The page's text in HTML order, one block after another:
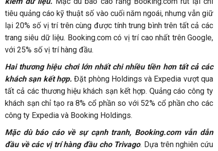
tiêu quảng cáo kỹ thuật số vào cuối năm ngoái, nhưng vẫn giữ
lại 20% số vị trí trên cùng được tính trung bình trên tất cả các
trang siêu dữ liệu. Booking.com có vị trí cao nhất trên Google,
với 25% số vị trí hàng đầu.
Hai thương hiệu chơi lớn nhất chi nhiều tiền hơn tất cả các
khách sạn kết hợp. Đặt phòng Holdings và Expedia vượt qua
tất cả các thương hiệu khách sạn kết hợp. Quảng cáo công ty
khách sạn chỉ tạo ra 8% cổ phần so với 52% cổ phần cho các
công ty Expedia và Booking Holdings.
Mặc dù báo cáo về sự cạnh tranh, Booking.com vẫn dẫn
đầu về các vị trí hàng đầu cho Trivago. Dựa trên nghiên cứu